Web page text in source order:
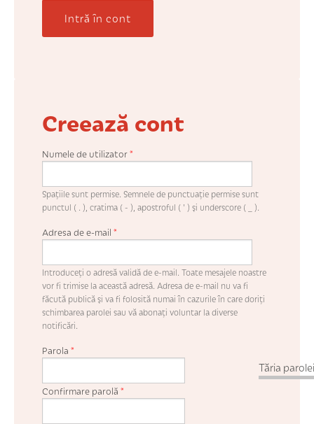
Intră în cont
Creează cont
Numele de utilizator*
Spaţiile sunt permise. Semnele de punctuaţie permise sunt
punctul ( . ), cratima ( - ), apostroful ( ' ) şi underscore ( _ ).
Adresa de e-mail *
Introduceţi o adresă validă de e-mail. Toate mesajele noastre
vor fi trimise la această adresă. Adresa de e-mail nu va fi
făcută publică şi va fi folosită numai în cazurile în care doriţi
schimbarea parolei sau vă abonaţi voluntar la diverse
notificări.
Tăria
Parola *
Confirmare parolă *